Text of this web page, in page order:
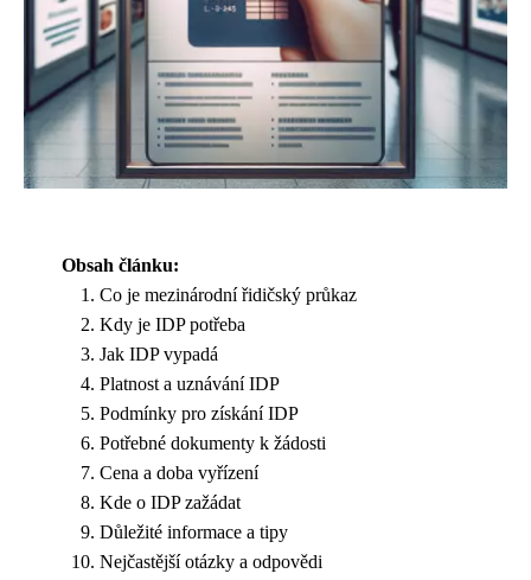
Obsah článku:
Co je mezinárodní řidičský průkaz
Kdy je IDP potřeba
Jak IDP vypadá
Platnost a uznávání IDP
Podmínky pro získání IDP
Potřebné dokumenty k žádosti
Cena a doba vyřízení
Kde o IDP zažádat
Důležité informace a tipy
Nejčastější otázky a odpovědi